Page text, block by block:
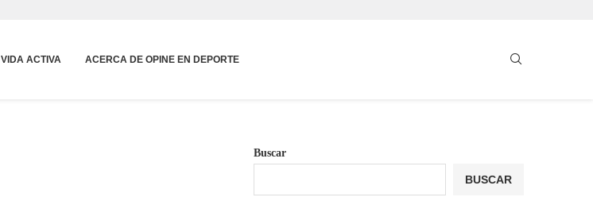
VIDA ACTIVA ACERCA DE OPINE EN DEPORTE
Buscar
BUSCAR